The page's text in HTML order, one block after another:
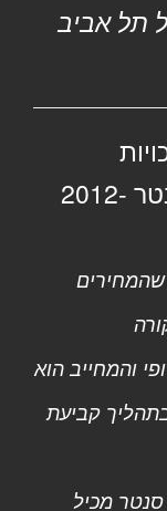
תל אביב
שמורות לתל אביב מדיקל סנטר 2012-
והמחייב הוא
קביעת
מכיל